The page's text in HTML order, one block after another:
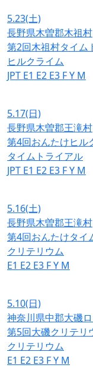
5.23(土)
長野県木曽郡木祖村
第2回木祖村タイム
ヒルクライム
JPT E1 E2 E3 FY M
5.17(日)
長野県木曽郡王滝村
第4回おんたけヒル
タイムトライアル
JPT E1 E2 E3 FY M
5.16(土)
長野県木曽郡王滝村
第4回おんたけタイ
クリテリウム
E1 E2 E3 FY M
5.10(日)
神奈川県中郡大磯
第5回大磯クリテリ
クリテリウム
E1 E2 E3 FY M